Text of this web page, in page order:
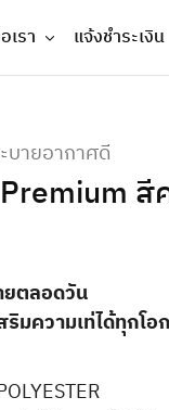
รา แจ้งชำระเงิน
บายอากาศดี
สี
ยตลอดวัน
มความเท่ได้ทุกโอ